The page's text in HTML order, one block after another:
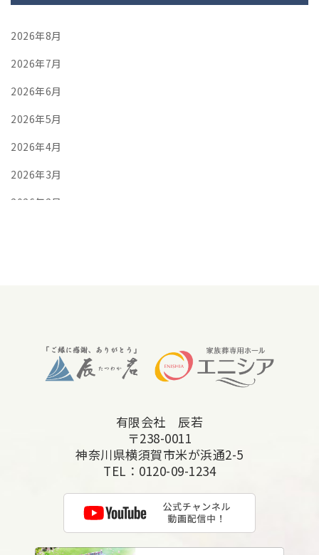
2026年8月
2026年7月
2026年6月
2026年5月
2026年4月
2026年3月
2026年2月
2025年8月
有限会社 辰若
〒238-0011
神奈川県横須賀市米が浜通2-5
TEL： 0120-09-1234